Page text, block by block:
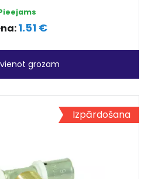
1.51 €
grozam
Izpārdošana